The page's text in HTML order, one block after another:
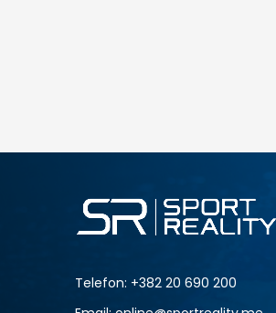
Telefon: +382 20 690 200